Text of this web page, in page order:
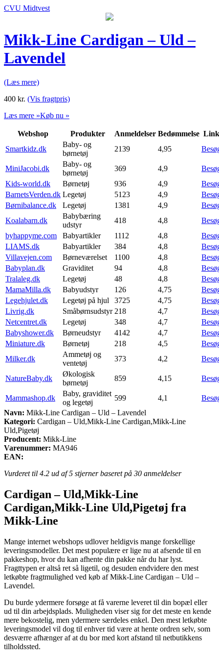
CVU Midtvest
Mikk-Line Cardigan – Uld –
Lavendel
(Læs mere)
400 kr. (Vis fragtpris)
Læs mere »Køb nu »
Webshop Produkter Anmeldelser Bedømmelse Link
Smartkidz.dk
Baby- og
børnetøj
2139 4,95
MiniJacobi.dk
Baby- og
børnetøj
369 4,9
Kids-world.dk
Børnetøj 936 4,9
BarnetsVerden.dk Legetøj 5123 4,9
Børnibalance.dk
Legetøj 1381 4,9
Koalabarn.dk
Babybæring
udstyr
418 4,8
byhappyme.com
Babyartikler 1112 4,8
LIAMS.dk
Babyartikler 384 4,8
Villavejen.com
Børneværelset 1100 4,8
Babyplan.dk
Graviditet 94 4,8
Tralaleg.dk
Legetøj 48 4,8
MamaMilla.dk
Babyudstyr 126 4,75
Legehjulet.dk
Legetøj på hjul 3725 4,75
Livrig.dk
Småbørnsudstyr 218 4,7
Netcentret.dk
Legetøj 348 4,7
Babyshower.dk
Børneudstyr 4142 4,7
Miniature.dk
Børnetøj 218 4,5
Milker.dk
Ammetøj og
ventetøj
373 4,2
NatureBaby.dk
Økologisk
børnetøj
859 4,15
Mammashop.dk
Baby, graviditet
og legetøj
599 4,1
Navn: Mikk-Line Cardigan – Uld – Lavendel
Kategori: Cardigan – Uld,Mikk-Line Cardigan,Mikk-Line
Uld,Pigetøj
Producent: Mikk-Line
Varenummer: MA946
EAN:
Vurderet til 4.2 ud af 5 stjerner baseret på 30 anmeldelser
Cardigan – Uld,Mikk-Line
Cardigan,Mikk-Line Uld,Pigetøj fra
Mikk-Line
Mange internet webshops udlover heldigvis mange forskellige
leveringsmodeller. Det mest populære er lige nu at afsende til en
pakkeshop, hvor du kan afhente din pakke når du har lyst.
Fragttypen er altså ret så ligetil, og desuden endvidere den mest
letkøbte fragtmulighed ved køb af Mikk-Line Cardigan – Uld –
Lavendel.
Du burde ydermere forsøge at få varerne leveret til din bopæl eller
ud til din arbejdsplads. Muligheden viser sig for det meste en kende
mere bekostelig, men ydermere særdeles enkel. Den mest letkøbte
leveringsmodel vil dog til enhver tid være at hente ordren selv, som
desværre afhænger af at du bor med kort afstand til netbutikkens
tilholdssted.